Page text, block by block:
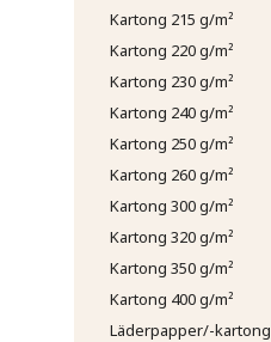
Kartong 215 g/m²
Kartong 220 g/m²
Kartong 230 g/m²
Kartong 240 g/m²
Kartong 250 g/m²
Kartong 260 g/m²
Kartong 300 g/m²
Kartong 320 g/m²
Kartong 350 g/m²
Kartong 400 g/m²
Läderpapper/-kartong